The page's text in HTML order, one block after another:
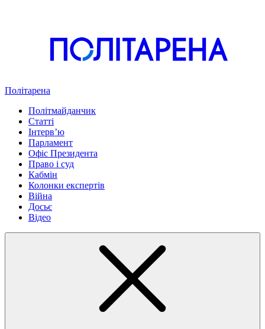
Політарена
Політмайданчик
Статті
Інтервʼю
Парламент
Офіс Президента
Право і суд
Кабмін
Колонки експертів
Війна
Досьє
Відео